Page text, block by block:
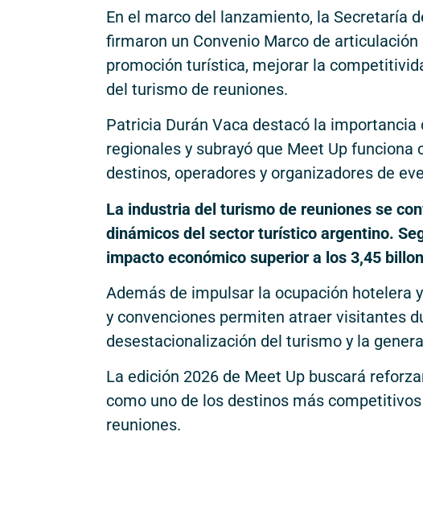
En el marco del lanzamiento, la Secretaría
firmaron un Convenio Marco de
promoción turística, mejorar la
del turismo de reuniones.
Patricia Durán Vaca destacó la
regionales y subrayó que Meet Up
destinos, operadores y organizadores de
La industria del turismo de reuniones se
dinámicos del sector turístico argentino.
impacto económico superior a los 3,45
Además de impulsar la ocupación hotelera
y convenciones permiten atraer visitantes
desestacionalización del turismo y la
La edición 2026 de Meet Up buscará
como uno de los destinos más
reuniones.